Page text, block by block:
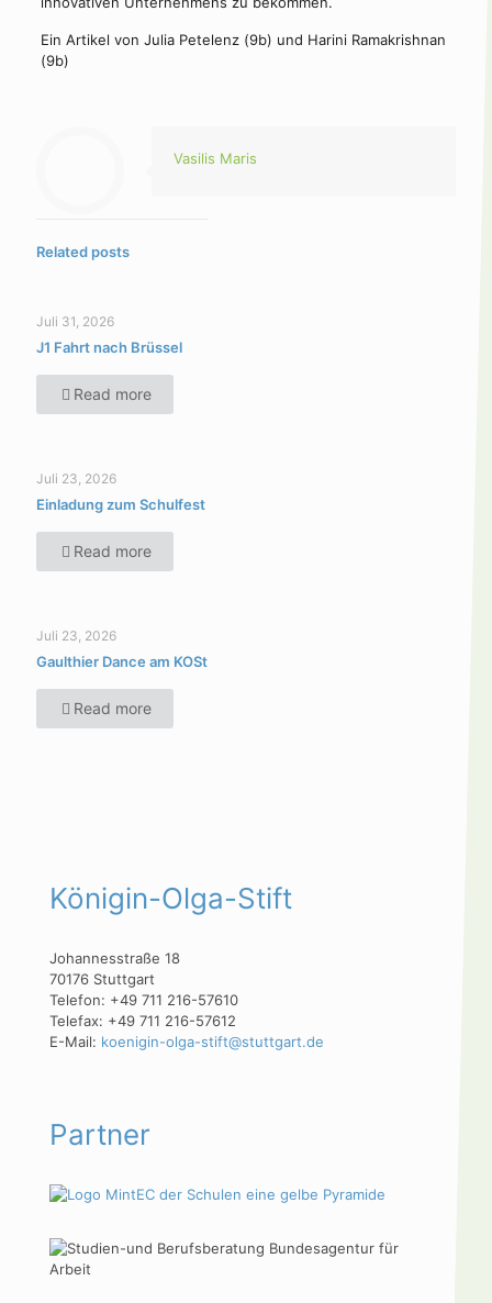
Ein Artikel von Julia Petelenz (9b) und Harini Ramakrishnan
(9b)
Vasilis Maris
Related posts
Juli 31, 2026
J1 Fahrt nach Brüssel
Read more
Juli 23, 2026
Einladung zum Schulfest
Read more
Juli 23, 2026
Gaulthier Dance am KOSt
Read more
Königin-Olga-Stift
Johannesstraße 18
70176 Stuttgart
Telefon: +49 711 216-57610
Telefax: +49 711 216-57612
E-Mail: koenigin-olga-stift@stuttgart.de
Partner